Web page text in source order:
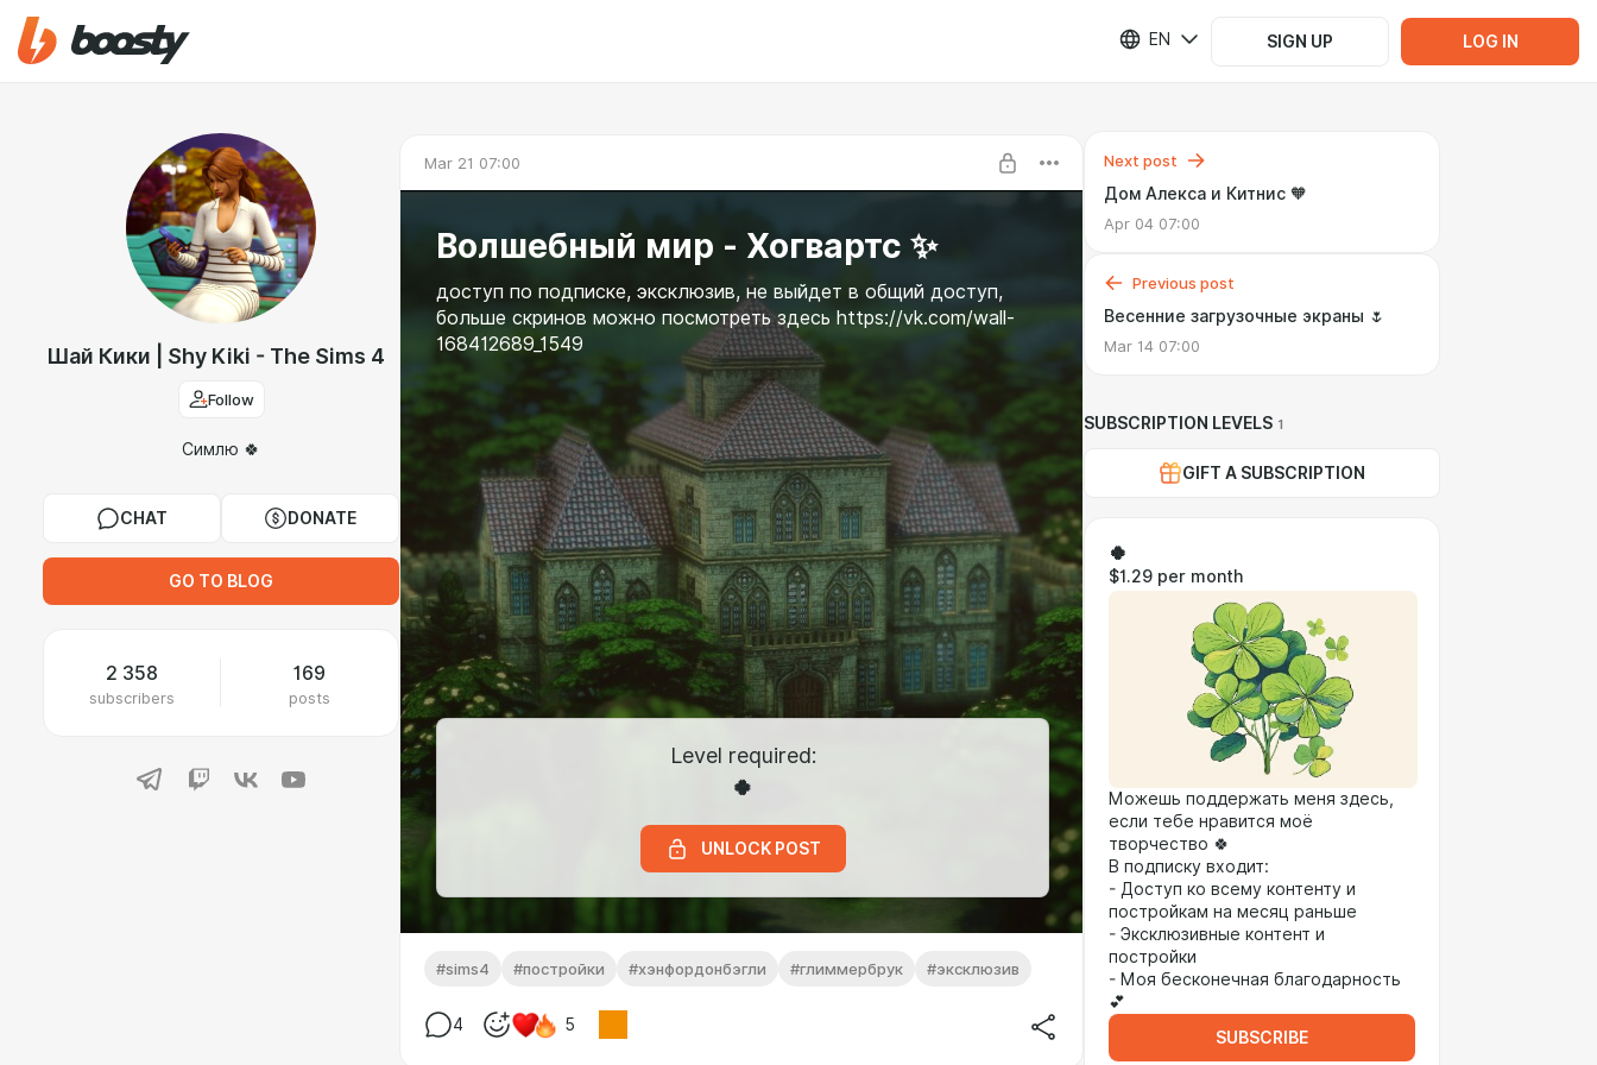
EN SIGN UP LOG IN
Шай Кики | Shy Kiki - The Sims 4
Follow
Симлю 🍀
CHAT DONATE
GO TO BLOG
2 358
subscribers
169
posts
Mar 21 07:00
Волшебный мир - Хогвартс ✨
доступ по подписке, эксклюзив, не выйдет в общий доступ,
больше скринов можно посмотреть здесь https://vk.com/wall-
168412689_1549
Level required:
🍀
UNLOCK POST
#sims4 #постройки #хэнфордонбэгли #глиммербрук #эксклюзив
4 5
Next post
Дом Алекса и Китнис 🧡
Apr 04 07:00
Previous post
Весенние загрузочные экраны 🌷
Mar 14 07:00
SUBSCRIPTION LEVELS 1
GIFT A SUBSCRIPTION
🍀
$1.29 per month
Можешь поддержать меня здесь,
если тебе нравится моё
творчество 🍀
В подписку входит:
- Доступ ко всему контенту и
постройкам на месяц раньше
- Эксклюзивные контент и
постройки
- Моя бесконечная благодарность
💕
SUBSCRIBE